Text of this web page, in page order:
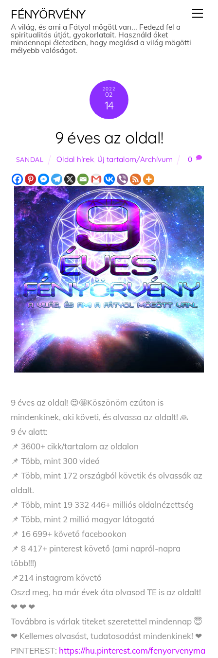
content
FÉNYÖRVÉNY
A világ, és ami a Fátyol mögött van... Fedezd fel a
spiritualitás útját, gyakorlatait. Használd őket
mindennapi életedben, hogy meglásd a világ mögötti
mélyebb valóságot.
2022
02
14
9 éves az oldal!
SANDAL Oldal hírek Új tartalom/Archívum 0
9 éves az oldal! 😍🤩Köszönöm ezúton is
mindenkinek, aki követi, és olvassa az oldalt! 🙏
9 év alatt:
📌 3600+ cikk/tartalom az oldalon
📌 Több, mint 300 videó
📌 Több, mint 172 országból követik és olvassák az
oldalt.
📌 Több, mint 19 332 446+ milliós oldalnézettség
📌 Több, mint 2 millió magyar látogató
📌 16 699+ követő facebookon
📌 8 417+ pinterest követő (ami napról-napra
több!!!)
📌214 instagram követő
Oszd meg, ha már évek óta olvasod TE is az oldalt!
❤ ❤ ❤
Továbbra is várlak titeket szeretettel mindennap 😇
❤ Kellemes olvasást, tudatosodást mindenkinek! ❤
PINTEREST: https://hu.pinterest.com/fenyorvenyma